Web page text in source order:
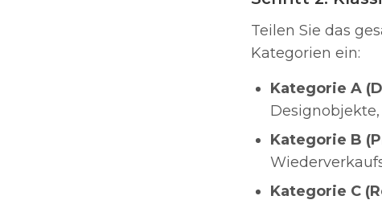
Teilen Sie das
Kategorien ein:
Kategorie A
Kategorie B
Kategorie C